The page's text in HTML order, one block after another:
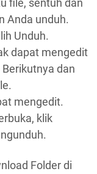
file, sentuh dan
Anda unduh.
Unduh.
dapat mengedit
dan
mengedit.
klik
Folder di